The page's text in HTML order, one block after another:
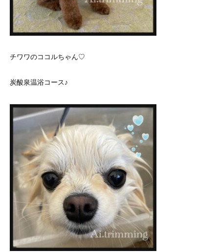
チワワのココルちゃん♡
炭酸泉温浴コース♪